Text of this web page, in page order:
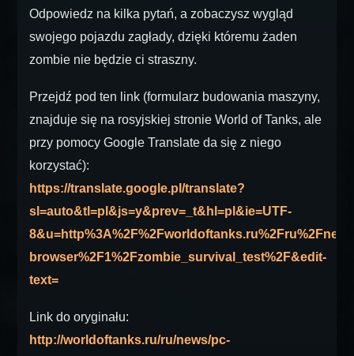
Odpowiedz na kilka pytań, a zobaczysz wygląd
swojego pojazdu zagłady, dzięki któremu żaden
zombie nie będzie ci straszny.
Przejdź pod ten link (formularz budowania maszyny,
znajduje się na rosyjskiej stronie World of Tanks, ale
przy pomocy Google Translate da się z niego
korzystać):
https://translate.google.pl/translate?
sl=auto&tl=pl&js=y&prev=_t&hl=pl&ie=UTF-
browser%2F1%2Fzombie_survival_test%2F&edit-
text=
Link do oryginału:
http://worldoftanks.ru/ru/news/pc-